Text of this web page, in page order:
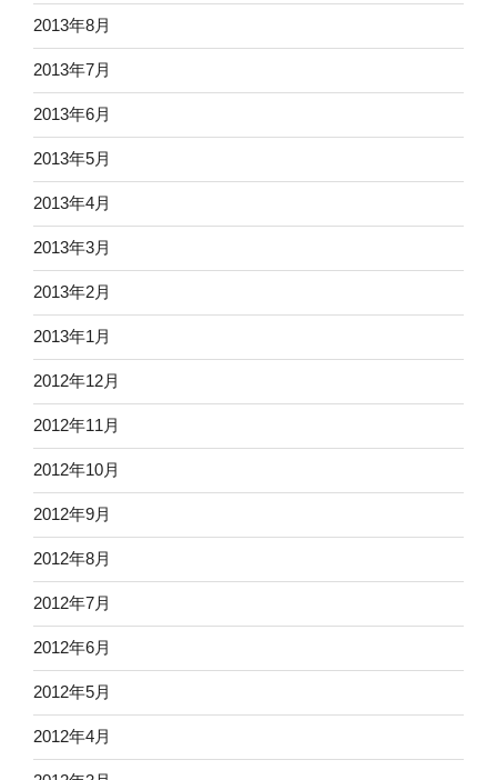
2013年8月
2013年7月
2013年6月
2013年5月
2013年4月
2013年3月
2013年2月
2013年1月
2012年12月
2012年11月
2012年10月
2012年9月
2012年8月
2012年7月
2012年6月
2012年5月
2012年4月